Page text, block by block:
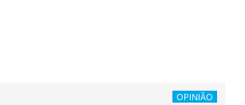
OPINIÃO